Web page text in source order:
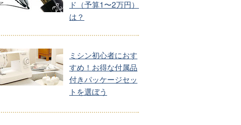
ド（予算1〜2万円）
は？
ミシン初心者におす
すめ！お得な付属品
付きパッケージセッ
トを選ぼう